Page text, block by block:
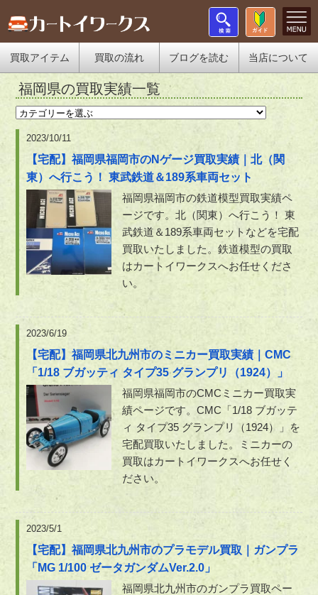
買取アイテム 買取の流れ ブログを読む 当店について
福岡県の買取実績一覧
2023/10/11
【宅配】福岡県福岡市のNゲージ買取実績｜北（関
東）へ行こう！ 東武鉄道＆189系車両セット
福岡県福岡市の鉄道模型買取実績ペ
ージです。北（関東）へ行こう！ 東
武鉄道＆189系車両セットなどを宅配
買取いたしました。鉄道模型の買取
はカートイワークスへお任せくださ
い。
2023/6/19
【宅配】福岡県北九州市のミニカー買取実績｜CMC
「1/18 ブガッティ タイプ35 グランプリ（1924）」
福岡県福岡市のCMCミニカー買取実
績ページです。CMC「1/18 ブガッテ
ィ タイプ35 グランプリ（1924）」を
宅配買取いたしました。ミニカーの
買取はカートイワークスへお任せく
ださい。
2023/5/1
【宅配】福岡県北九州市のプラモデル買取｜ガンプラ
「MG 1/100 ゼータガンダムVer.2.0」
福岡県北九州市のガンプラ買取ペー